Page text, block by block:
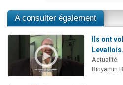
A consulter également
Ils ont
Actualité
Binyamin